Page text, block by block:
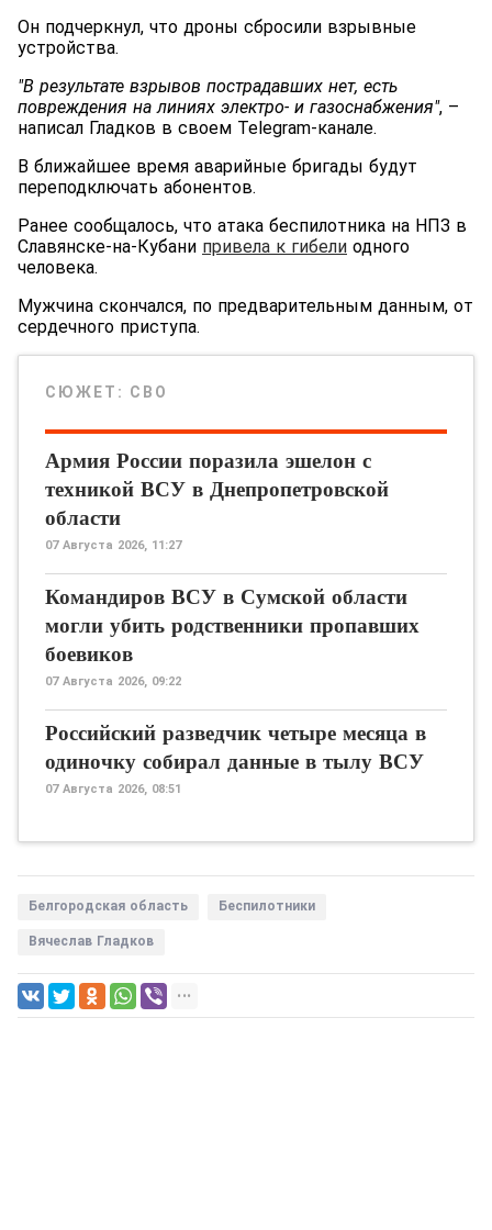
Он подчеркнул, что дроны сбросили взрывные
устройства.
"В результате взрывов пострадавших нет, есть
повреждения на линиях электро- и газоснабжения", –
написал Гладков в своем Telegram-канале.
В ближайшее время аварийные бригады будут
переподключать абонентов.
Ранее сообщалось, что атака беспилотника на НПЗ в
Славянске-на-Кубани привела к гибели одного
человека.
Мужчина скончался, по предварительным данным, от
сердечного приступа.
СЮЖЕТ: СВО
Армия России поразила эшелон с
техникой ВСУ в Днепропетровской
области
07 Августа 2026, 11:27
Командиров ВСУ в Сумской области
могли убить родственники пропавших
боевиков
07 Августа 2026, 09:22
Российский разведчик четыре месяца в
одиночку собирал данные в тылу ВСУ
07 Августа 2026, 08:51
Белгородская область Беспилотники
Вячеслав Гладков